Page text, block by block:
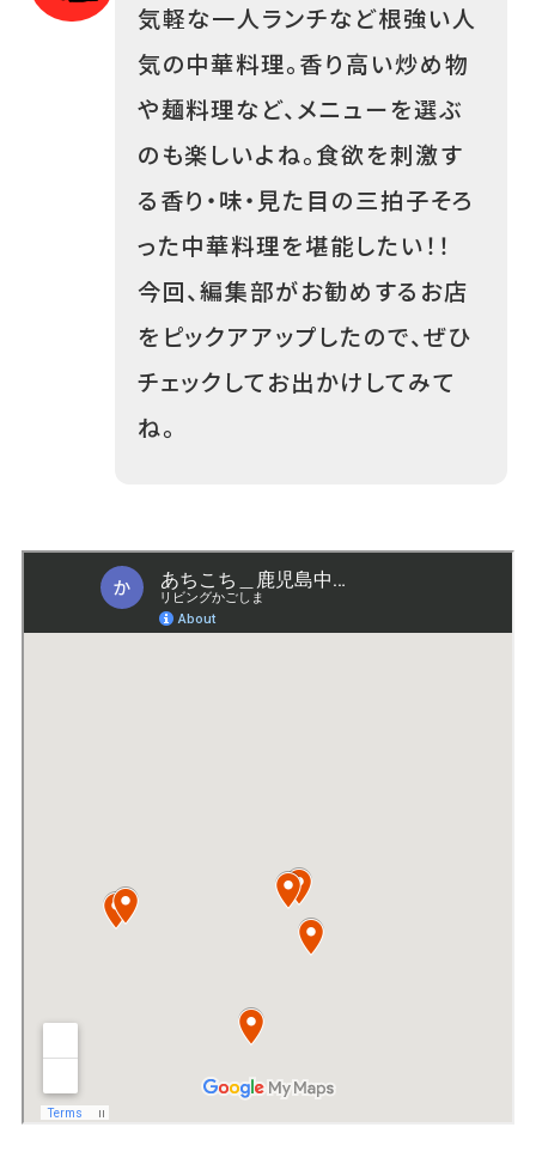
【天文館】「凛丹 一壺坊」本格中華の〝深い
味わい〟を定食やお酒と
【上伊集院周辺】「咲花ユニーク」で中華定
食や自家製麺のラーメン
【与次郎】「CHINESE DINING 暖中」本
【上伊集院周辺】「拉麺 暖気家」幅広い世
代に人気の中華をお得な組み合わせで
「家常菜 博朱」で家庭料理の味を
気軽な一人ランチなど根強い人
気の中華料理。香り高い炒め物
や麺料理など、メニューを選ぶ
のも楽しいよね。食欲を刺激す
る香り・味・見た目の三拍子そろ
った中華料理を堪能したい！！
今回、編集部がお勧めするお店
をピックアアップしたので、ぜひ
チェックしてお出かけしてみて
ね。